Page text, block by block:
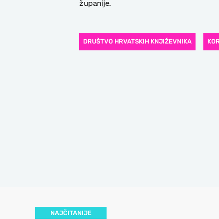
županije.
DRUŠTVO HRVATSKIH KNJIŽEVNIKA
NAJČITANIJE